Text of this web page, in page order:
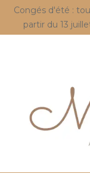
Congés d'été :
partir du 13